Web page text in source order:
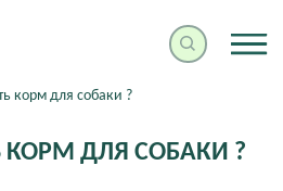
корм для собаки ?
КОРМ ДЛЯ СОБАКИ ?